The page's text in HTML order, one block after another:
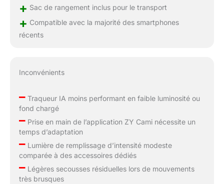
+ Sac de rangement inclus pour le transport
+ Compatible avec la majorité des smartphones
récents
Inconvénients
–Traqueur IA moins performant en faible luminosité ou
fond chargé
–Prise en main de l’application ZY Cami nécessite un
temps d’adaptation
–Lumière de remplissage d’intensité modeste
comparée à des accessoires dédiés
–Légères secousses résiduelles lors de mouvements
très brusques